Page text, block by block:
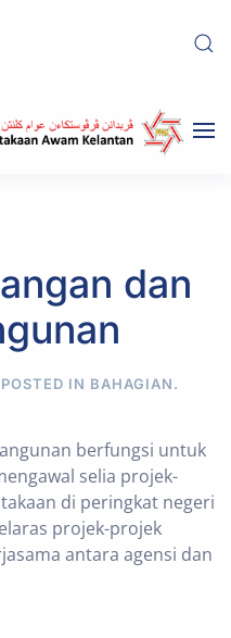
dan
IN BAHAGIAN.
berfungsi untuk
selia projek-
di peringkat negeri
projek-projek
antara agensi dan